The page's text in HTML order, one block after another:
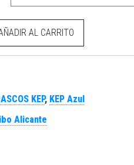
metal diamond azul cantidad
AL CARRITO
KEP, KEP Azul
Alicante